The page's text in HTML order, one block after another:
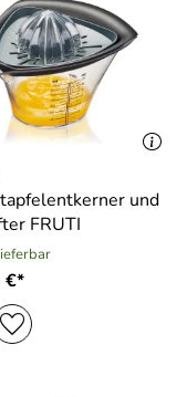
und
FRUTI
€*